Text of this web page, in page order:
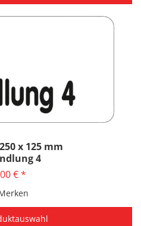
x 125 mm
4
€ *